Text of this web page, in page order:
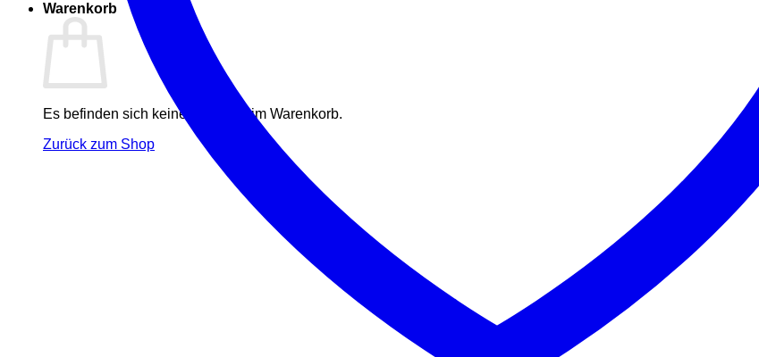
Warenkorb
Es befinden sich keine Produkte im Warenkorb.
Zurück zum Shop